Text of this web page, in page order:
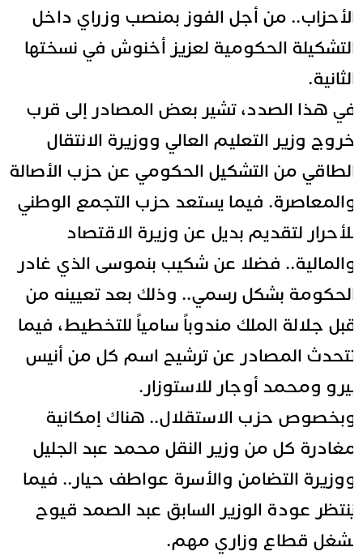
من أجل الفوز بمنصب وزراي داخل
الحكومية لعزيز أخنوش في نسختها
هذا الصدد، تشير بعض المصادر إلى قرب
وزير التعليم العالي ووزيرة الانتقال
من التشكيل الحكومي عن حزب الأصالة
فيما يستعد حزب التجمع الوطني
لتقديم بديل عن وزيرة الاقتصاد
فضلا عن شكيب بنموسى الذي غادر
بشكل رسمي.. وذلك بعد تعيينه من
جلالة الملك مندوباً سامياً للتخطيط، فيما
المصادر عن ترشيح اسم كل من أنيس
ومحمد أوجار للاستوزار.
حزب الاستقلال.. هناك إمكانية
كل من وزير النقل محمد عبد الجليل
التضامن والأسرة عواطف حيار.. فيما
عودة الوزير السابق عبد الصمد قيوح
قطاع وزاري مهم.